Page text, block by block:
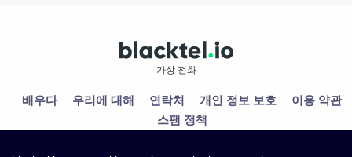
가상 전화
배우다 우리에 대해 연락처 개인 정보 보호
이용 약관
스팸 정책